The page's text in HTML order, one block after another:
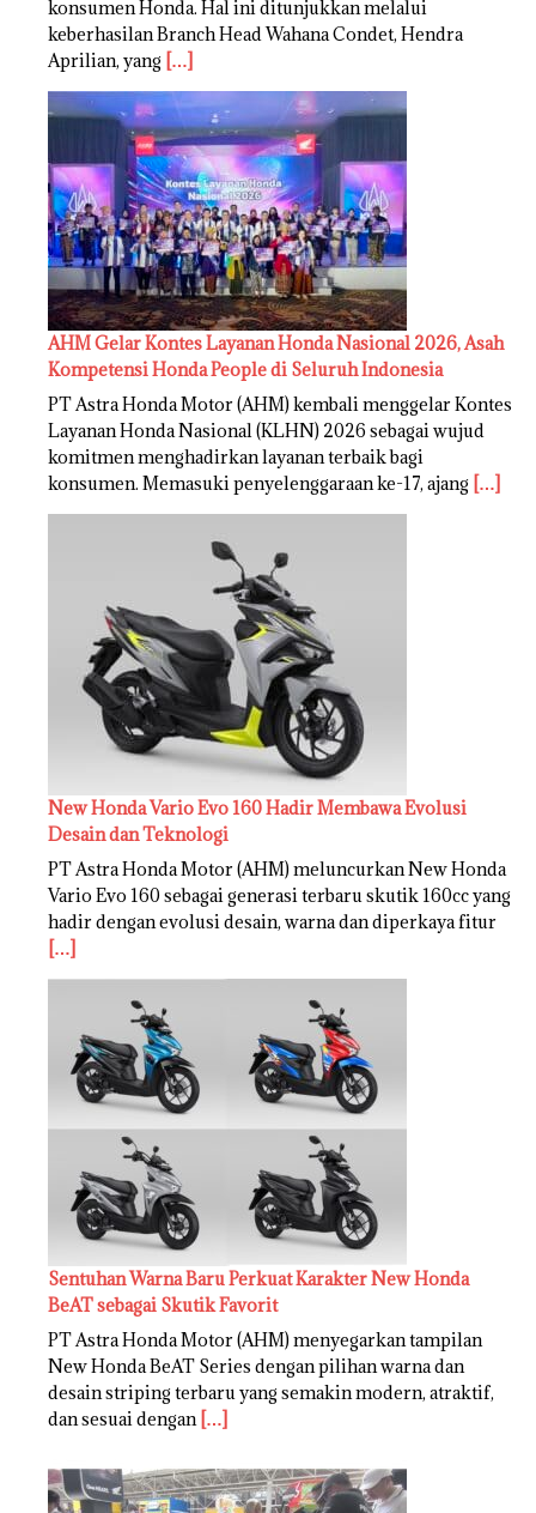
konsumen Honda. Hal ini ditunjukkan melalui
keberhasilan Branch Head Wahana Condet, Hendra
Aprilian, yang […]
AHM Gelar Kontes Layanan Honda Nasional 2026, Asah
Kompetensi Honda People di Seluruh Indonesia
PT Astra Honda Motor (AHM) kembali menggelar Kontes
Layanan Honda Nasional (KLHN) 2026 sebagai wujud
komitmen menghadirkan layanan terbaik bagi
konsumen. Memasuki penyelenggaraan ke-17, ajang […]
New Honda Vario Evo 160 Hadir Membawa Evolusi
Desain dan Teknologi
PT Astra Honda Motor (AHM) meluncurkan New Honda
Vario Evo 160 sebagai generasi terbaru skutik 160cc yang
hadir dengan evolusi desain, warna dan diperkaya fitur
[…]
Sentuhan Warna Baru Perkuat Karakter New Honda
BeAT sebagai Skutik Favorit
PT Astra Honda Motor (AHM) menyegarkan tampilan
New Honda BeAT Series dengan pilihan warna dan
desain striping terbaru yang semakin modern, atraktif,
dan sesuai dengan […]